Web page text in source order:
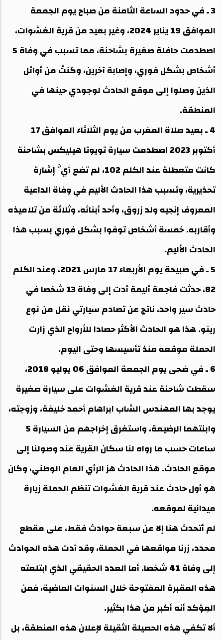
3 ـ في حدود الساعة الثامنة من صباح يوم الجمعة
الموافق 19 يناير 2024، وغير بعيد من قرية الغشوات،
اصطدمت حافلة صغيرة بشاحنة، مما تسبب في وفاة 5
أشخاص بشكل فوري، وإصابة آخرين، وكنتُ من أوائل
الذين وصلوا إلى موقع الحادث لوجودي حينها في
المنطقة.
4 ـ بعيد صلاة المغرب من يوم الثلاثاء الموافق 17
أكتوبر 2023 اصطدمت سيارة تويوتا هيليكس بشاحنة
كانت متعطلة عند الكلم 102، لم تضع أيَّ إشارة
تحذيرية، وتسبب هذا الحادث الأليم في وفاة الداعية
المعروف إنجيه ولد زروق، وأحد أبنائه، وثلاثة من تلاميذه
وأقاربه. خمسة أشخاص توفوا بشكل فوري بسبب هذا
الحادث الأليم.
5 ـ في صبيحة يوم الأربعاء 17 مارس 2021، وعند الكلم
82، حدثت فاجعة أليمة أدت إلى وفاة 13 شخصا في
حادث سير واحد، ناتج عن تصادم سيارتي نقل من نوع
رينو. هذا هو الحادث الأكثر حصادا للأرواح الذي زارت
الحملة موقعه منذ تأسيسها وحتى اليوم.
6 ـ في ضحى يوم الجمعة الموافق 06 يوليو 2018،
سقطت شاحنة عند قرية الغشوات على سيارة صغيرة
يوجد بها المهندس الشاب ابراهام أحمد خليفة، وزوجته،
وابنتهما الرضيعة، واستغرق إخراجهم من السيارة 5
ساعات حسب ما رواه لنا سكان القرية عند وصولنا إلى
موقع الحادث. هذا الحادث هز الرأي العام الوطني، وكان
هو أول حادث عند قرية الغشوات تنظم الحملة زيارة
ميدانية لموقعه.
لم أتحدث هنا إلا عن سبعة حوادث فقط، على مقطع
محدد، زرنا مواقعها في الحملة، وقد أدت هذه الحوادث
إلى وفاة 41 شخصا. أما العدد الحقيقي الذي ابتلعته
هذه المقبرة المفتوحة خلال السنوات الماضية، فمن
المِؤكد أنه أكبر من هذا بكثير.
ألا تكفي هذه الحصيلة الثقيلة لإعلان هذه المنطقة، بل